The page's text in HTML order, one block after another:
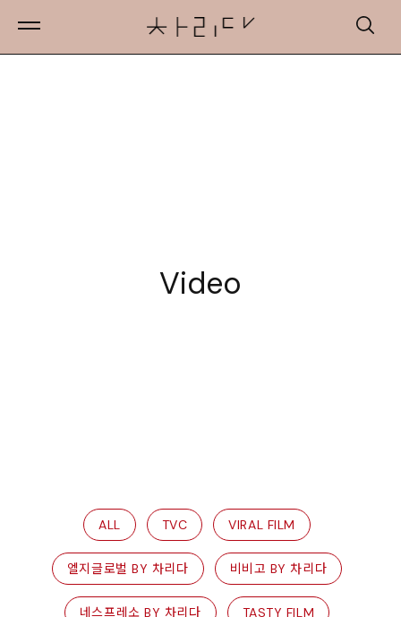
ALL TVC VIRAL FILM
엘지글로벌 BY 차리다 비비고 BY 차리다
네스프레소 BY 차리다 TASTY FILM